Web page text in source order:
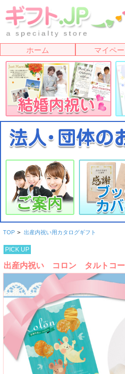
ホーム マイペ
TOP > 出産内祝い用カタログギフト
PICK UP
出産内祝い コロン タルトコー